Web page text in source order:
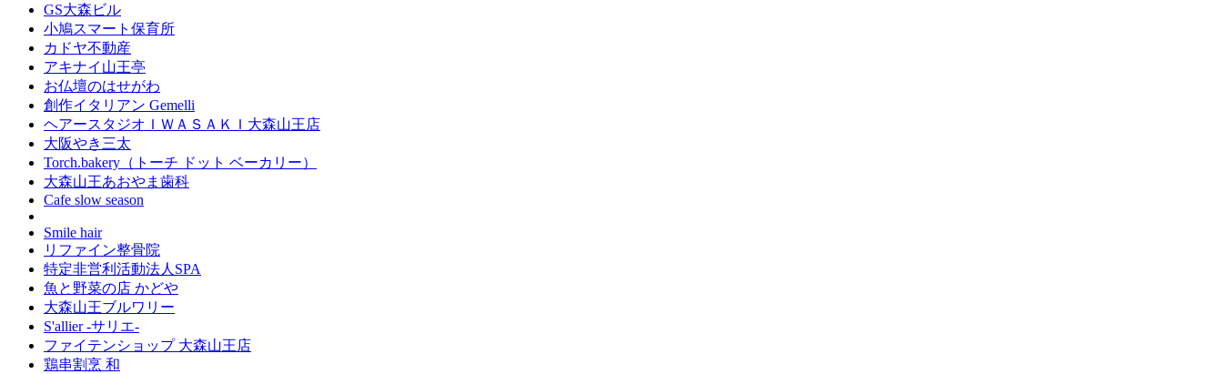
GS大森ビル
小鳩スマート保育所
カドヤ不動産
アキナイ山王亭
お仏壇のはせがわ
創作イタリアン Gemelli
ヘアースタジオＩＷＡＳＡＫＩ大森山王店
大阪やき三太
Torch.bakery（トーチ ドット ベーカリー）
大森山王あおやま歯科
Cafe slow season
Smile hair
リファイン整骨院
特定非営利活動法人SPA
魚と野菜の店 かどや
大森山王ブルワリー
S'allier -サリエ-
ファイテンショップ 大森山王店
鶏串割烹 和